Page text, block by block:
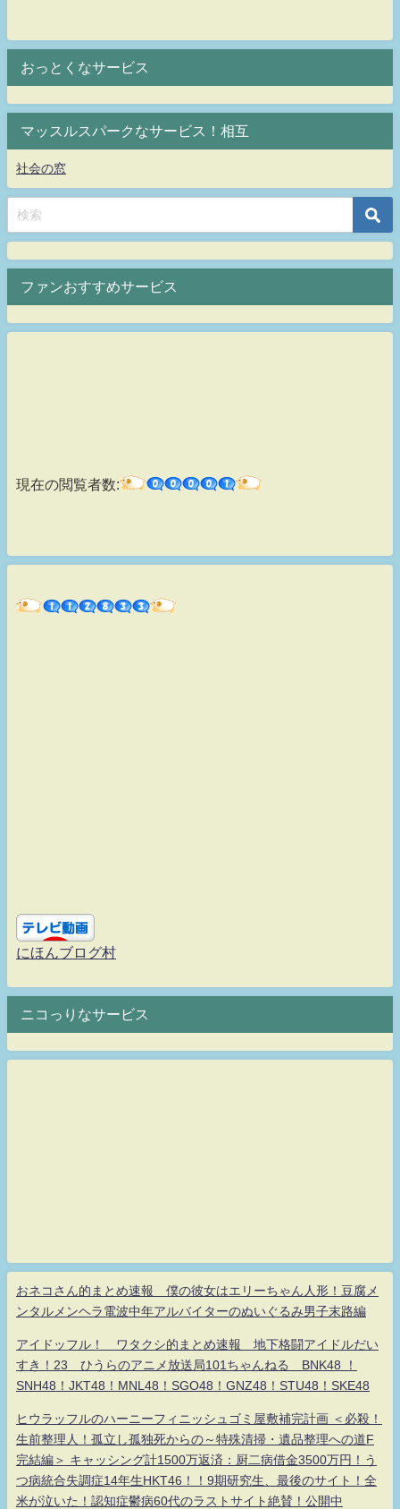
おっとくなサービス
マッスルスパークなサービス！相互
社会の窓
ファンおすすめサービス
現在の閲覧者数:
にほんブログ村
ニコっりなサービス
おネコさん的まとめ速報 僕の彼女はエリーちゃん人形！豆腐メ
ンタルメンヘラ電波中年アルバイターのぬいぐるみ男子末路編
アイドッフル！ ワタクシ的まとめ速報 地下格闘アイドルだい
すき！23 ひうらのアニメ放送局101ちゃんねる BNK48 ！
SNH48！JKT48！MNL48！SGO48！GNZ48！STU48！SKE48
ヒウラッフルのハーニーフィニッシュゴミ屋敷補完計画 ＜必殺！
生前整理人！孤立し孤独死からの～特殊清掃・遺品整理への道F
完結編＞ キャッシング計1500万返済：厨二病借金3500万円！う
つ病統合失調症14年生HKT46！！9期研究生、最後のサイト！全
米が泣いた！認知症鬱病60代のラストサイト絶賛！公開中